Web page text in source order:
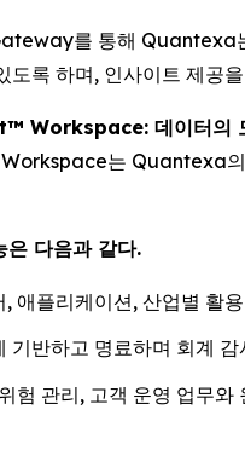
를 통해 Quantexa
도록 하며, 인사이트 제공
Workspace: 데이터의
는 Quantexa의
은 다음과 같다.
, 애플리케이션, 산업별 활
기반하고 명료하며 회계
험 관리, 고객 운영 업무와